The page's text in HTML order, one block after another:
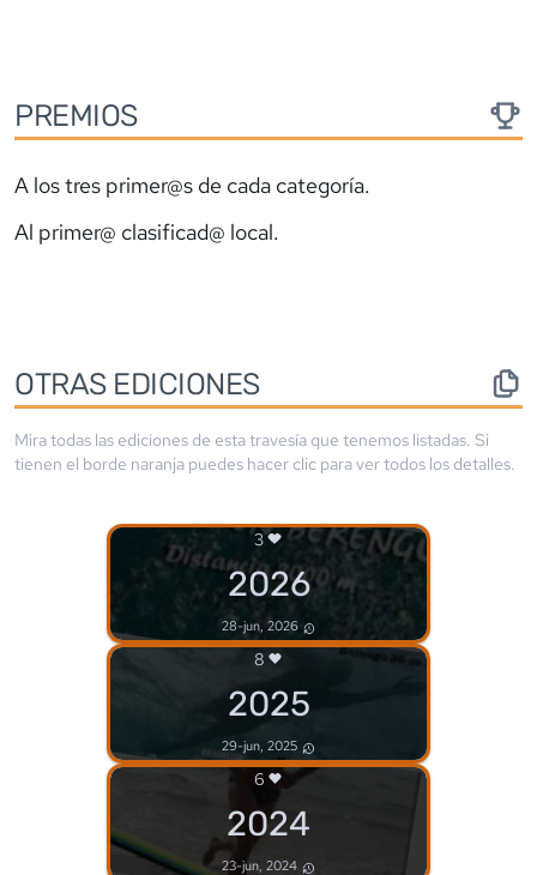
PREMIOS
A los tres primer@s de cada categoría.
Al primer@ clasificad@ local.
OTRAS EDICIONES
Mira todas las ediciones de esta travesía que tenemos listadas. Si
tienen el borde naranja puedes hacer clic para ver todos los detalles.
3
2026
28-jun, 2026
8
2025
29-jun, 2025
6
2024
23-jun, 2024